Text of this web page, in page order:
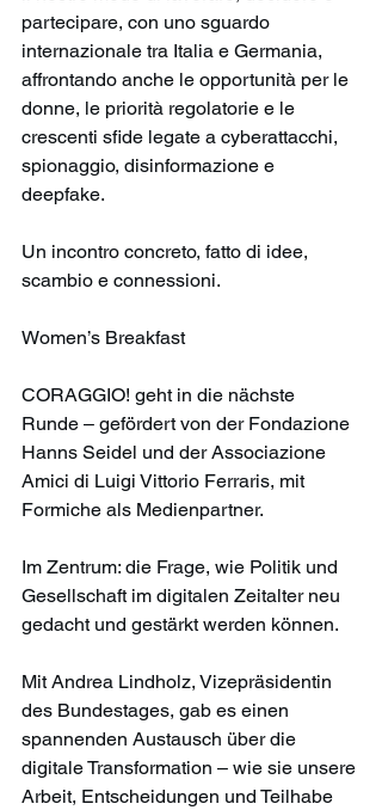
partecipare, con uno sguardo
internazionale tra Italia e Germania,
affrontando anche le opportunità per le
donne, le priorità regolatorie e le
crescenti sfide legate a cyberattacchi,
spionaggio, disinformazione e
deepfake.
Un incontro concreto, fatto di idee,
scambio e connessioni.
Women’s Breakfast
CORAGGIO! geht in die nächste
Runde – gefördert von der Fondazione
Hanns Seidel und der Associazione
Amici di Luigi Vittorio Ferraris, mit
Formiche als Medienpartner.
Im Zentrum: die Frage, wie Politik und
Gesellschaft im digitalen Zeitalter neu
gedacht und gestärkt werden können.
Mit Andrea Lindholz, Vizepräsidentin
des Bundestages, gab es einen
spannenden Austausch über die
digitale Transformation – wie sie unsere
Arbeit, Entscheidungen und Teilhabe